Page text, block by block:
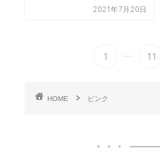
2021年7月20日
1 ... 11
HOME ピンク